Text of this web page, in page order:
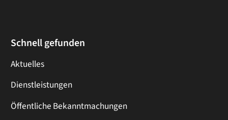
Schnell gefunden
Aktuelles
Dienstleistungen
Öffentliche Bekanntmachungen